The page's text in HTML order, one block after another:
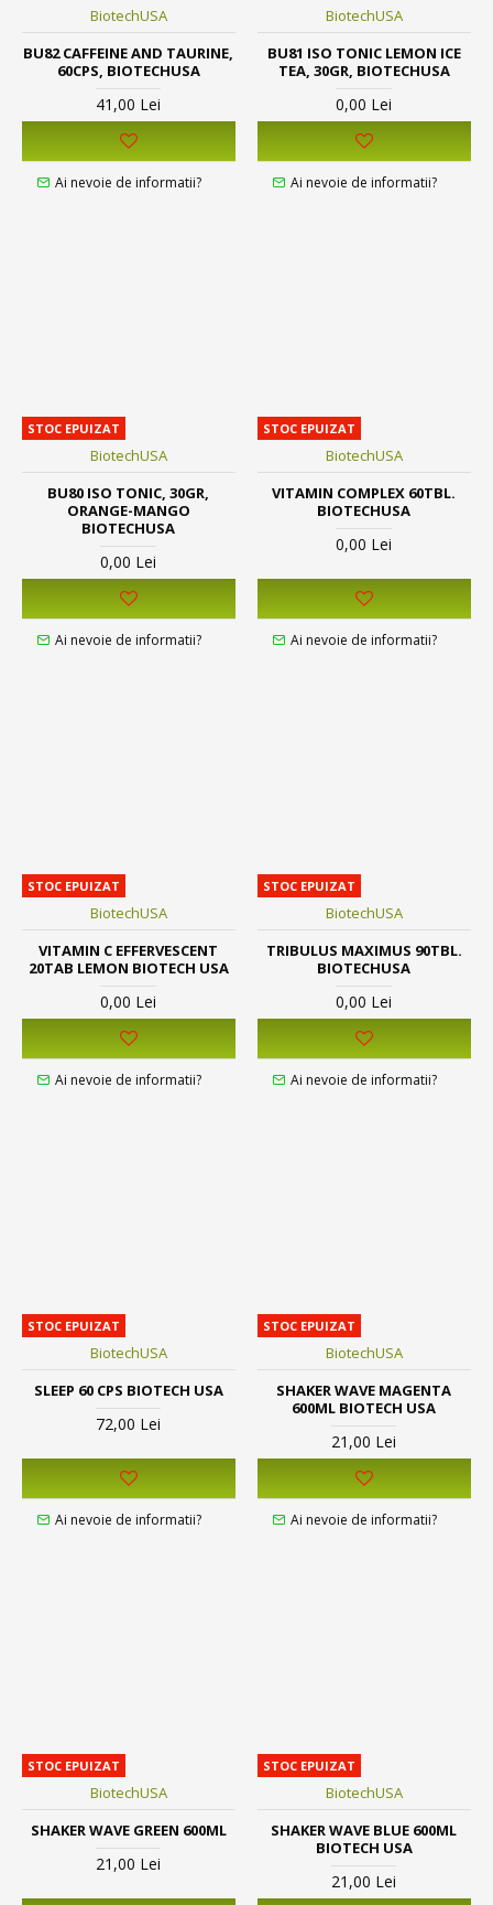
BiotechUSA
BU82 CAFFEINE AND TAURINE,
60CPS, BIOTECHUSA
41,00 Lei
Ai nevoie de informatii?
BiotechUSA
BU81 ISO TONIC LEMON ICE
TEA, 30GR, BIOTECHUSA
0,00 Lei
Ai nevoie de informatii?
STOC EPUIZAT
BiotechUSA
BU80 ISO TONIC, 30GR,
ORANGE-MANGO
BIOTECHUSA
0,00 Lei
Ai nevoie de informatii?
STOC EPUIZAT
BiotechUSA
VITAMIN COMPLEX 60TBL.
BIOTECHUSA
0,00 Lei
Ai nevoie de informatii?
STOC EPUIZAT
BiotechUSA
VITAMIN C EFFERVESCENT
20TAB LEMON BIOTECH USA
0,00 Lei
Ai nevoie de informatii?
STOC EPUIZAT
BiotechUSA
TRIBULUS MAXIMUS 90TBL.
BIOTECHUSA
0,00 Lei
Ai nevoie de informatii?
STOC EPUIZAT
BiotechUSA
SLEEP 60 CPS BIOTECH USA
72,00 Lei
Ai nevoie de informatii?
STOC EPUIZAT
BiotechUSA
SHAKER WAVE MAGENTA
600ML BIOTECH USA
21,00 Lei
Ai nevoie de informatii?
STOC EPUIZAT
BiotechUSA
SHAKER WAVE GREEN 600ML
21,00 Lei
STOC EPUIZAT
BiotechUSA
SHAKER WAVE BLUE 600ML
BIOTECH USA
21,00 Lei